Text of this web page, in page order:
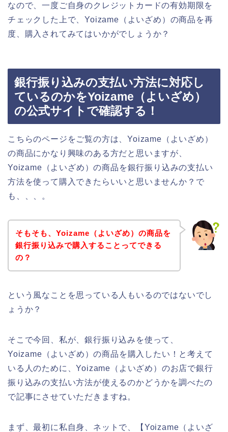
なので、一度ご自身のクレジットカードの有効期限を
チェックした上で、Yoizame（よいざめ）の商品を再
度、購入されてみてはいかがでしょうか？
銀行振り込みの支払い方法に対応し
ているのかをYoizame（よいざめ）
の公式サイトで確認する！
こちらのページをご覧の方は、Yoizame（よいざめ）
の商品にかなり興味のある方だと思いますが、
Yoizame（よいざめ）の商品を銀行振り込みの支払い
方法を使って購入できたらいいと思いませんか？で
も、、、。
そもそも、Yoizame（よいざめ）の商品を
銀行振り込みで購入することってできる
の？
という風なことを思っている人もいるのではないでし
ょうか？
そこで今回、私が、銀行振り込みを使って、
Yoizame（よいざめ）の商品を購入したい！と考えて
いる人のために、Yoizame（よいざめ）のお店で銀行
振り込みの支払い方法が使えるのかどうかを調べたの
で記事にさせていただきますね。
まず、最初に私自身、ネットで、【Yoizame（よいざ